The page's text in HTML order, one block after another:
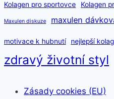
Kolagen pro sportovce
Kolagen
Maxulen diskuze maxulen
motivace k hubnutí nejlepší
zdravý životní styl
Zásady cookies (EU)